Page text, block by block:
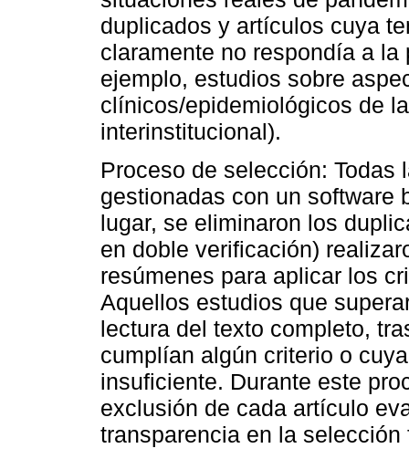
duplicados y artículos cuya
claramente no respondía a
ejemplo, estudios sobre
clínicos/epidemiológicos de
interinstitucional).
Proceso de selección:
gestionadas con un software
lugar, se eliminaron los
en doble verificación)
resúmenes para aplicar los
Aquellos estudios que
lectura del texto completo,
cumplían algún criterio o
insuficiente. Durante este
exclusión de cada artículo
transparencia en la selección